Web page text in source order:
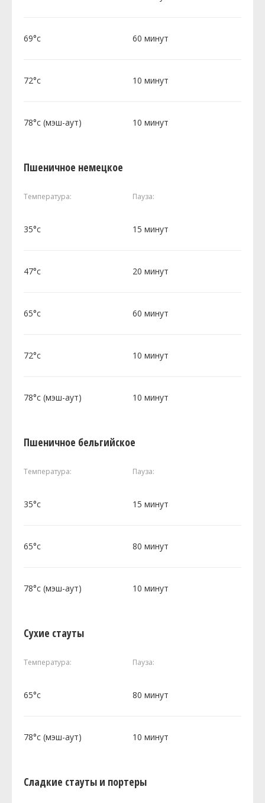
69°c 60 минут
72°c 10 минут
78°c (мэш-аут) 10 минут
Пшеничное немецкое
Температура: Пауза:
35°c 15 минут
47°c 20 минут
65°c 60 минут
72°c 10 минут
78°c (мэш-аут) 10 минут
Пшеничное бельгийское
Температура: Пауза:
35°c 15 минут
65°c 80 минут
78°c (мэш-аут) 10 минут
Сухие стауты
Температура: Пауза:
65°c 80 минут
78°c (мэш-аут) 10 минут
Сладкие стауты и портеры